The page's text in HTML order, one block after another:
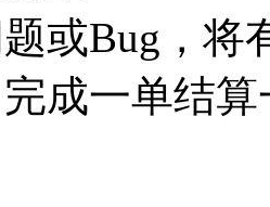
或Bug，将
成一单结